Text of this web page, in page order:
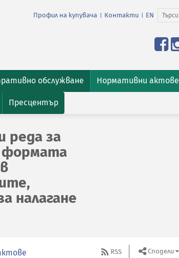
Профил на купувача Контакти EN
обслужване Нормативни актове
Пресцентър
реда за
формата
налагане
RSS Сподели